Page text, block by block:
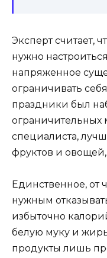
Эксперт считает,
нужно
напряженное
ограничивать
праздники был
специалиста,
фруктов и
Единственное, от
нужным
избыточно
белую муку и
продукты лишь